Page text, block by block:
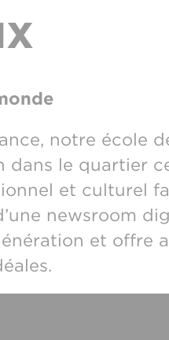
notre école
dans le quartier
et culturel
newsroom
et offre